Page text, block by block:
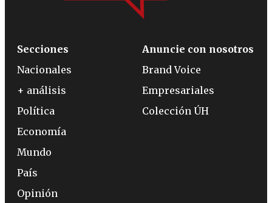
Secciones
Nacionales
+ análisis
Política
Economía
Mundo
País
Opinión
Anuncie con nosotros
Brand Voice
Empresariales
Colección ÚH